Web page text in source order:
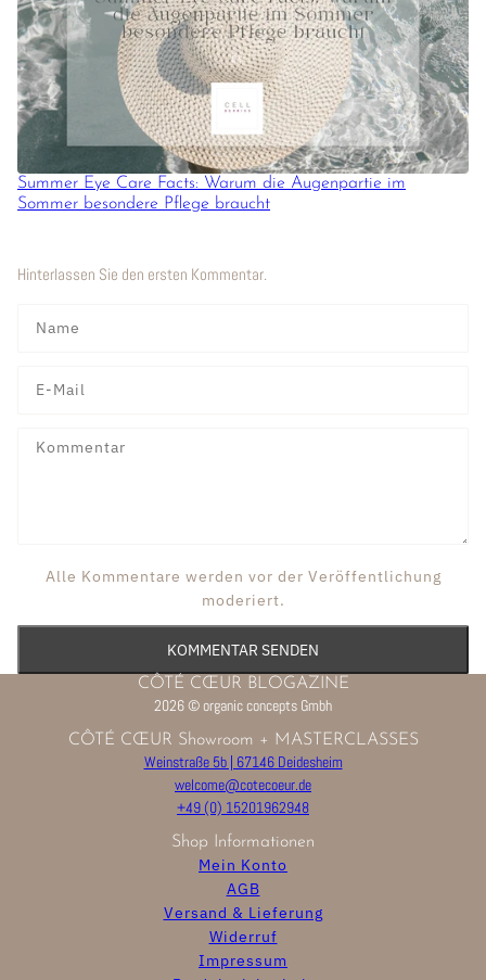
Summer Eye Care Facts: Warum die Augenpartie im
Sommer besondere Pflege braucht
Hinterlassen Sie den ersten Kommentar.
Alle Kommentare werden vor der Veröffentlichung
moderiert.
KOMMENTAR SENDEN
CÔTÉ CŒUR BLOGAZINE
2026 © organic concepts Gmbh
CÔTÉ CŒUR Showroom + MASTERCLASSES
Weinstraße 5b | 67146 Deidesheim
welcome@cotecoeur.de
+49 (0) 15201962948
Shop Informationen
Mein Konto
AGB
Versand & Lieferung
Widerruf
Impressum